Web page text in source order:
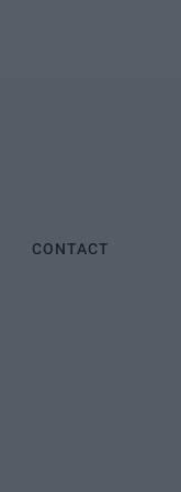
CONTACT